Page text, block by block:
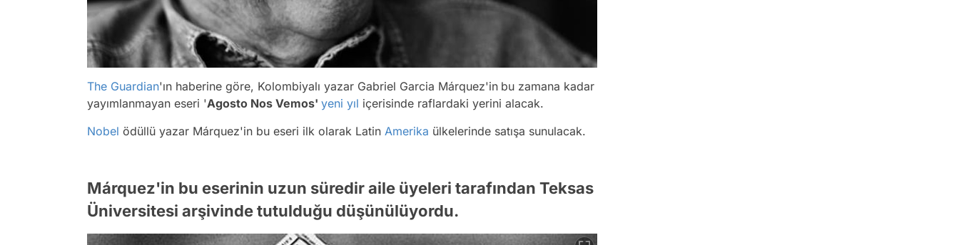
The Guardian'ın haberine göre, Kolombiyalı yazar Gabriel Garcia Márquez'in bu zamana kadar
yayımlanmayan eseri 'Agosto Nos Vemos' yeni yıl içerisinde raflardaki yerini alacak.
Nobel ödüllü yazar Márquez'in bu eseri ilk olarak Latin Amerika ülkelerinde satışa sunulacak.
Márquez'in bu eserinin uzun süredir aile üyeleri tarafından Teksas
Üniversitesi arşivinde tutulduğu düşünülüyordu.